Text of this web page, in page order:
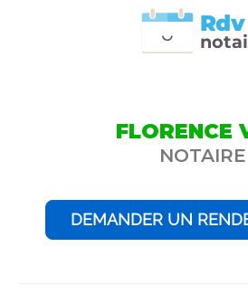
notai
Rdv
FLORENCE
NOTAIRE
DEMANDER UN